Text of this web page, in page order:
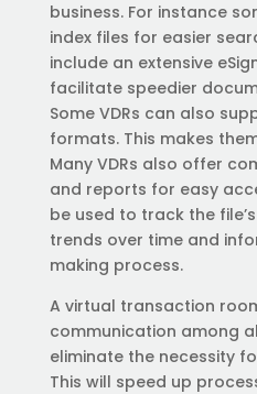
business. For instance
index files for easier
include an extensive
facilitate speedier
Some VDRs can also
formats. This makes
Many VDRs also offer
and reports for easy
be used to track the
trends over time and
making process.
A virtual transaction
communication among
eliminate the necessity
This will speed up